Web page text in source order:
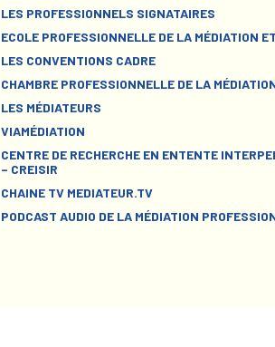
LES PROFESSIONNELS SIGNATAIRES
ECOLE PROFESSIONNELLE DE LA MÉDIATION
LES CONVENTIONS CADRE
CHAMBRE PROFESSIONNELLE DE LA
LES MÉDIATEURS
VIAMÉDIATION
CENTRE DE RECHERCHE EN ENTENTE
– CREISIR
CHAINE TV MEDIATEUR.TV
PODCAST AUDIO DE LA MÉDIATION